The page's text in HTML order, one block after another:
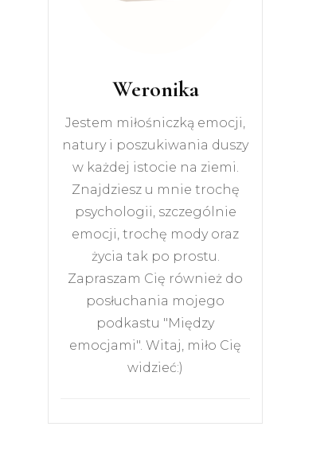
Weronika
Jestem miłośniczką emocji,
natury i poszukiwania duszy
w każdej istocie na ziemi.
Znajdziesz u mnie trochę
psychologii, szczególnie
emocji, trochę mody oraz
życia tak po prostu.
Zapraszam Cię również do
posłuchania mojego
podkastu "Między
emocjami". Witaj, miło Cię
widzieć:)